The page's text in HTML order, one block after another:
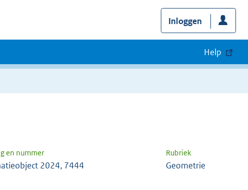
Inloggen
Help
en nummer Rubriek
2024, 7444 Geometrie